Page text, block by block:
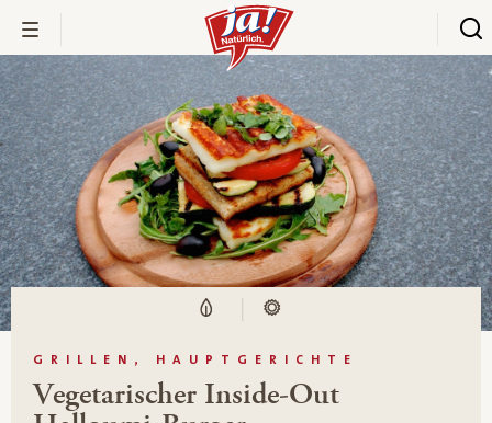
GRILLEN, HAUPTGERICHTE
Vegetarischer Inside-Out